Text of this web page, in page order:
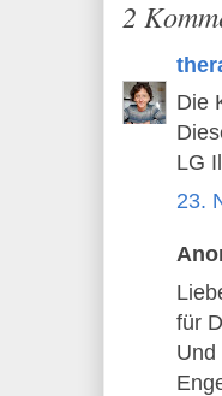
2
Die
LG
23.
für
Und